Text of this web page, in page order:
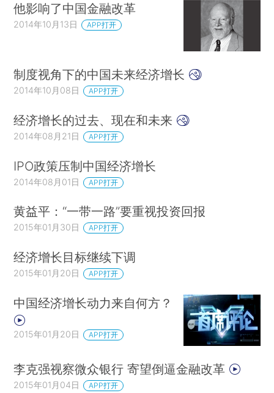
他影响了中国金融改革
2014年10月13日 APP打开
制度视角下的中国未来经济增长
2014年10月08日 APP打开
经济增长的过去、现在和未来
2014年08月21日 APP打开
IPO政策压制中国经济增长
2014年08月01日 APP打开
黄益平：“一带一路”要重视投资回报
2015年01月30日 APP打开
经济增长目标继续下调
2015年01月20日 APP打开
中国经济增长动力来自何方？
2015年01月20日 APP打开
李克强视察微众银行 寄望倒逼金融改革
2015年01月04日 APP打开